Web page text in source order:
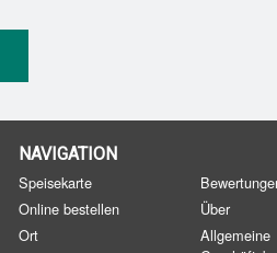
NAVIGATION
Speisekarte
Online bestellen
Ort
Über
Allgemeine